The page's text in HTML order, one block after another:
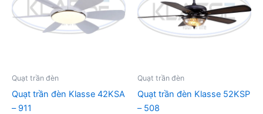
Quạt trần đèn
Quạt trần đèn Klasse 42KSA
– 911
Quạt trần đèn
Quạt trần đèn Klasse 52KSP
– 508